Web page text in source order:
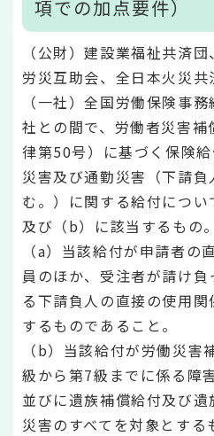
項での加点要件）
（公財）建設業福祉共済
労災互助会、全日本火災共
（一社）全国労働保険事
社との間で、労働者災害
律第50号）に基づく保険
災害及び通勤災害（下請
む。）に関する給付につい
及び（b）に該当するもの。
（a）当該給付が申請者の
員のほか、受注者が請け
る下請負人の直接の使用
するものであること。
（b）当該給付が労働災害
級から第7級までに係る障
並びに遺族補償給付及び
災害のすべてを対象とする